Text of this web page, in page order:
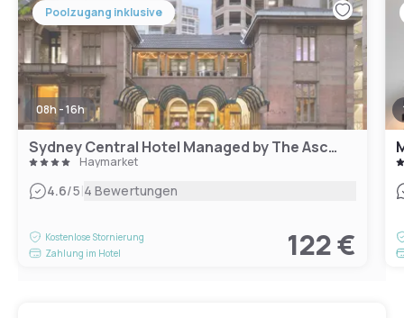
Poolzugang inklusive
08h - 16h
Sydney Central Hotel Managed by The Ascott Limited
Haymarket
4.6/5|4 Bewertungen
Kostenlose Stornierung
Zahlung im Hotel
122 €